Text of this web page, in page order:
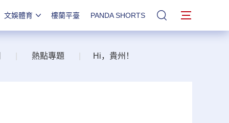
文娛體育 樓蘭平臺 PANDA SHORTS 站內搜索
熱點專題 Hi，貴州！